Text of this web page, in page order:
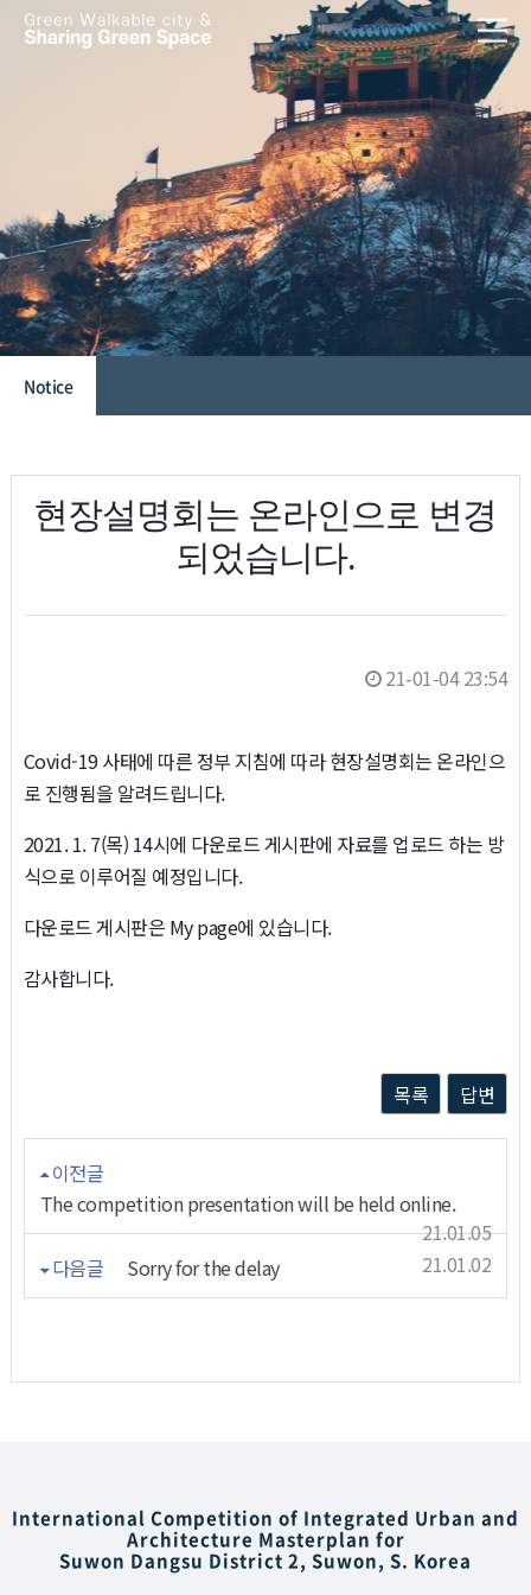
본문 바로가기
Notice
현장설명회는 온라인으로 변경
되었습니다.
21-01-04 23:54
Covid-19 사태에 따른 정부 지침에 따라 현장설명회는 온라인으
로 진행됨을 알려드립니다.
2021. 1. 7(목) 14시에 다운로드 게시판에 자료를 업로드 하는 방
식으로 이루어질 예정입니다.
다운로드 게시판은 My page에 있습니다.
감사합니다.
목록 답변
이전글
The competition presentation will be held online.
21.01.05
다음글
Sorry for the delay 21.01.02
International Competition of Integrated Urban and
Architecture Masterplan for
Suwon Dangsu District 2, Suwon, S. Korea